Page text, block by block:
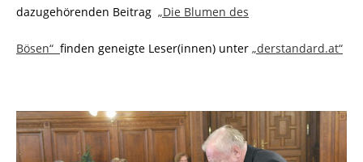
dazugehörenden Beitrag „Die Blumen des
Bösen“ finden geneigte Leser(innen) unter „derstandard.at“